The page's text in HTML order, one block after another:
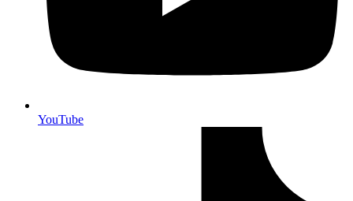
YouTube